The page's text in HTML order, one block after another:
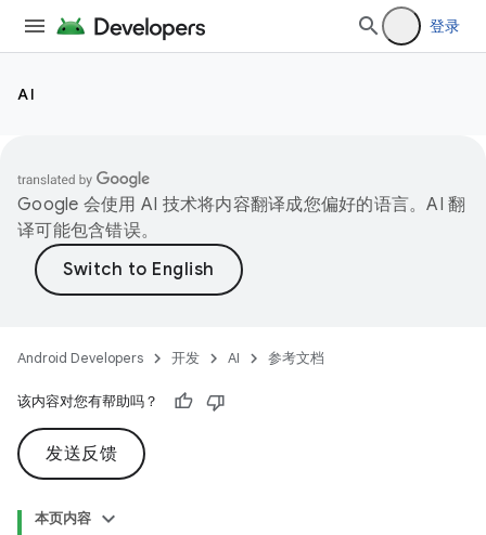
登录
AI
Google 会使用 AI 技术将内容翻译成您偏好的语言。AI 翻
译可能包含错误。
Android Developers 开发 AI 参考文档
该内容对您有帮助吗？
发送反馈
本页内容